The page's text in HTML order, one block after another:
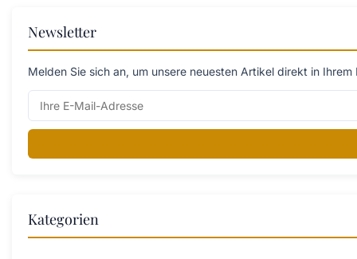
Newsletter
Melden Sie sich an, um unsere neuesten Artikel direkt in
Kategorien